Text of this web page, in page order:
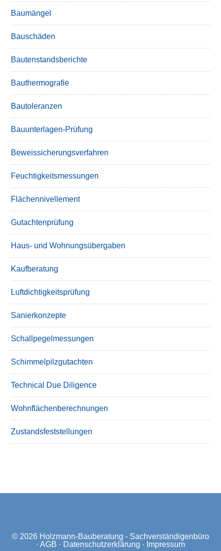
Baumängel
Bauschäden
Bautenstandsberichte
Bauthermografie
Bautoleranzen
Bauunterlagen-Prüfung
Beweissicherungsverfahren
Feuchtigkeitsmessungen
Flächennivellement
Gutachtenprüfung
Haus- und Wohnungsübergaben
Kaufberatung
Luftdichtigkeitsprüfung
Sanierkonzepte
Schallpegelmessungen
Schimmelpilzgutachten
Technical Due Diligence
Wohnflächenberechnungen
Zustandsfeststellungen
© 2026 Holzmann-Bauberatung - Sachverständigenbüro
· AGB · Datenschutzerklärung · Impressum